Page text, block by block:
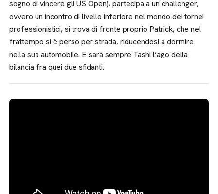
sogno di vincere gli US Open), partecipa a un challenger,
ovvero un incontro di livello inferiore nel mondo dei tornei
professionistici, si trova di fronte proprio Patrick, che nel
frattempo si è perso per strada, riducendosi a dormire
nella sua automobile. E sarà sempre Tashi l’ago della
bilancia fra quei due sfidanti.